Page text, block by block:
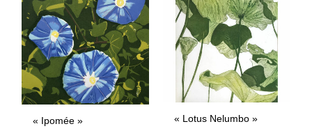
« Ipomée » « Lotus Nelumbo »